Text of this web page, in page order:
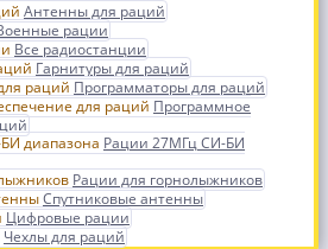
Антенны для раций
рации
Все радиостанции
Гарнитуры для раций
Программаторы для раций
Программное
Рации 27МГц СИ-БИ
Рации для горнолыжников
Спутниковые антенны
Цифровые рации
Чехлы для раций